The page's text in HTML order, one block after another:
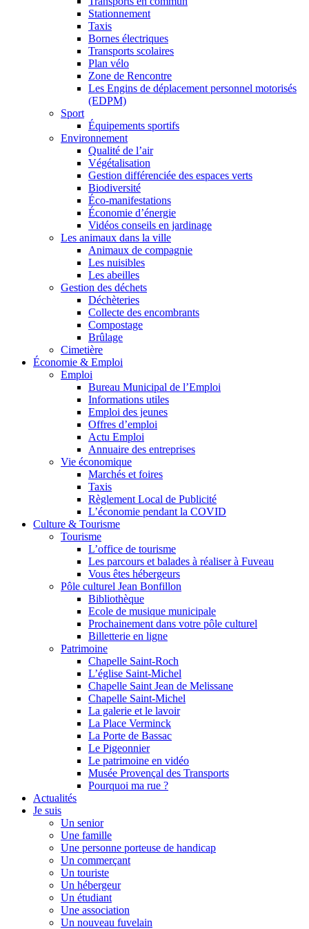
Stationnement
Taxis
Bornes électriques
Transports scolaires
Plan vélo
Zone de Rencontre
Les Engins de déplacement personnel motorisés
(EDPM)
Sport
Équipements sportifs
Environnement
Qualité de l’air
Végétalisation
Gestion différenciée des espaces verts
Biodiversité
Éco-manifestations
Économie d’énergie
Vidéos conseils en jardinage
Les animaux dans la ville
Animaux de compagnie
Les nuisibles
Les abeilles
Gestion des déchets
Déchèteries
Collecte des encombrants
Compostage
Brûlage
Cimetière
Économie & Emploi
Emploi
Bureau Municipal de l’Emploi
Informations utiles
Emploi des jeunes
Offres d’emploi
Actu Emploi
Annuaire des entreprises
Vie économique
Marchés et foires
Taxis
Règlement Local de Publicité
L’économie pendant la COVID
Culture & Tourisme
Tourisme
L’office de tourisme
Les parcours et balades à réaliser à Fuveau
Vous êtes hébergeurs
Pôle culturel Jean Bonfillon
Bibliothèque
Ecole de musique municipale
Prochainement dans votre pôle culturel
Billetterie en ligne
Patrimoine
Chapelle Saint-Roch
L’église Saint-Michel
Chapelle Saint Jean de Melissane
Chapelle Saint-Michel
La galerie et le lavoir
La Place Verminck
La Porte de Bassac
Le Pigeonnier
Le patrimoine en vidéo
Musée Provençal des Transports
Pourquoi ma rue ?
Actualités
Je suis
Un senior
Une famille
Une personne porteuse de handicap
Un commerçant
Un touriste
Un hébergeur
Un étudiant
Une association
Un nouveau fuvelain